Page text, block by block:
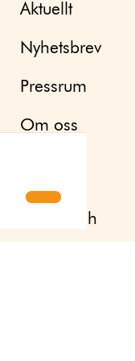
Aktuellt
Nyhetsbrev
Pressrum
Om oss
English